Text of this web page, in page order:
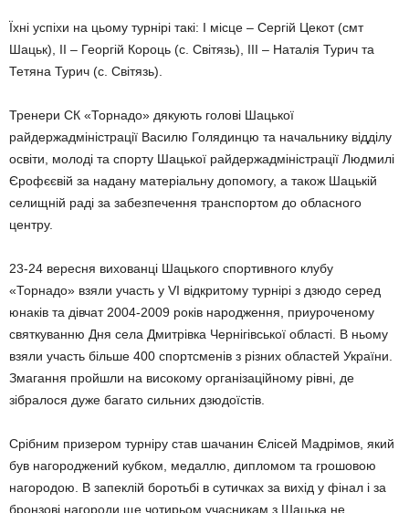
Їхні успіхи на цьому турнірі такі: І місце – Сергій Цекот (смт
Шацьк), ІІ – Георгій Короць (с. Світязь), ІІІ – Наталія Турич та
Тетяна Турич (с. Світязь).
Тренери СК «Торнадо» дякують голові Шацької
райдержадміністрації Василю Голядинцю та начальнику відділу
освіти, молоді та спорту Шацької райдержадміністрації Людмилі
Єрофєєвій за надану матеріальну допомогу, а також Шацькій
селищній раді за забезпечення транспортом до обласного
центру.
23-24 вересня вихованці Шацького спортивного клубу
«Торнадо» взяли участь у VI відкритому турнірі з дзюдо серед
юнаків та дівчат 2004-2009 років народження, приуроченому
святкуванню Дня села Дмитрівка Чернігівської області. В ньому
взяли участь більше 400 спортсменів з різних областей України.
Змагання пройшли на високому організаційному рівні, де
зібралося дуже багато сильних дзюдоїстів.
Срібним призером турніру став шачанин Єлісей Мадрімов, який
був нагороджений кубком, медаллю, дипломом та грошовою
нагородою. В запеклій боротьбі в сутичках за вихід у фінал і за
бронзові нагороди ще чотирьом учасникам з Шацька не